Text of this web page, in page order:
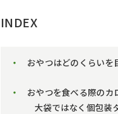
INDEX
おやつはどのくらいを
おやつを食べる際のカ
大袋ではなく個包装